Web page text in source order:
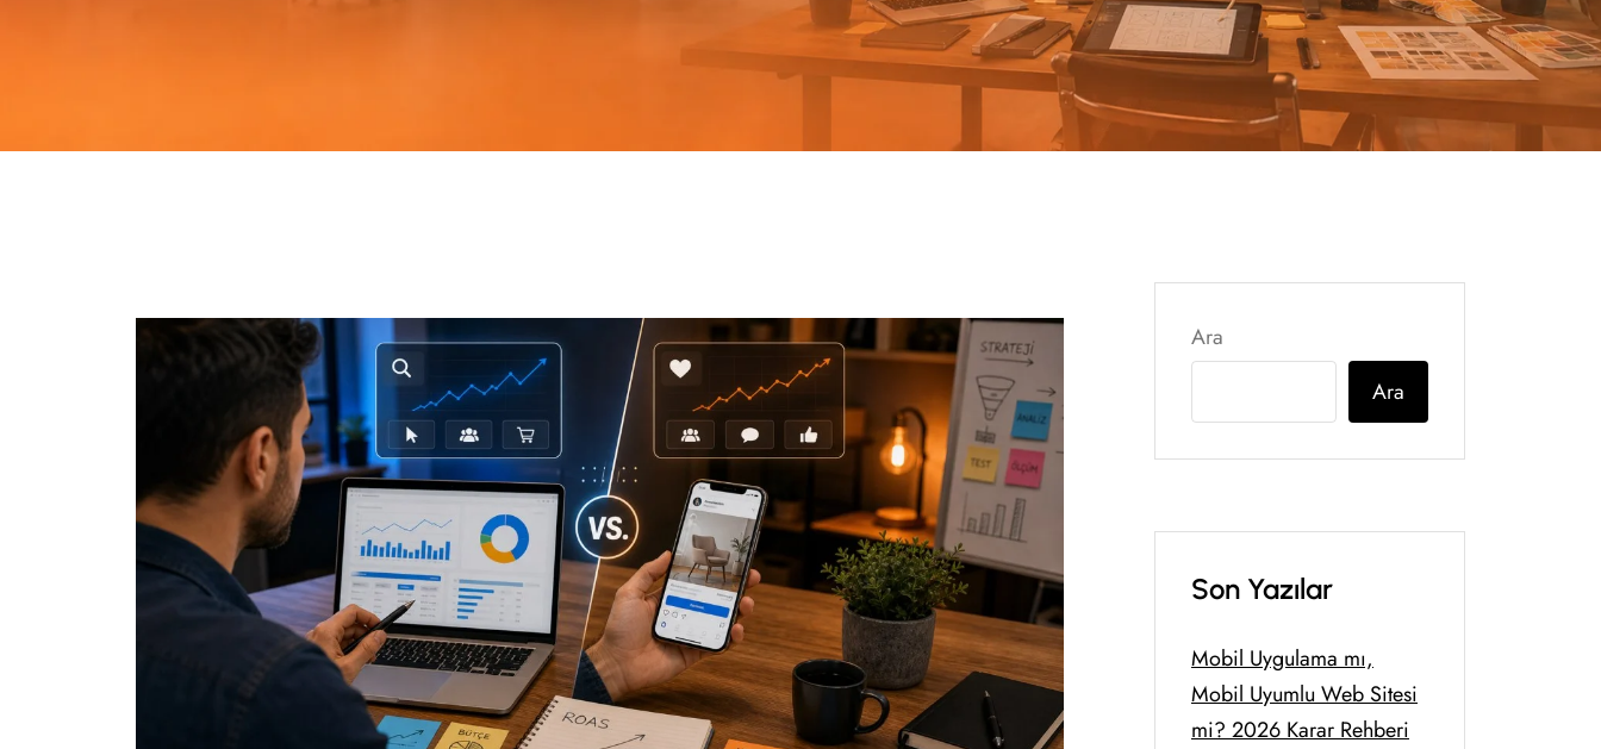
Ara
Ara
Son Yazılar
Mobil Uygulama mı,
Mobil Uyumlu Web Sitesi
mi? 2026 Karar Rehberi